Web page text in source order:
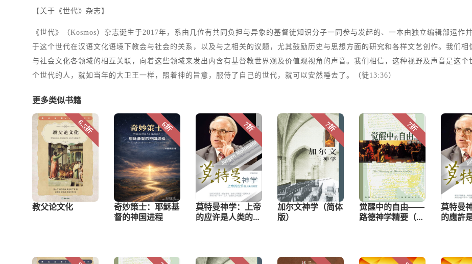
【关于《世代》杂志】
《世代》（Kosmos）杂志诞生于2017年，系由几位有共同负担与异象的基督徒知识分子一同参与发起的、一本由独立编辑部运
于这个世代在汉语文化语境下教会与社会的关系，以及与之相关的议题，尤其鼓励历史与思想方面的研究和各样文艺创作。我们
与社会文化各领域的相互关联，向着这些领域来发出内含有基督教世界观及价值观视角的声音。我们相信，这种视野及声音是这
个世代的人，就如当年的大卫王一样，照着神的旨意，服侍了自己的世代，就可以安然睡去了。（徒13:36）
更多类似书籍